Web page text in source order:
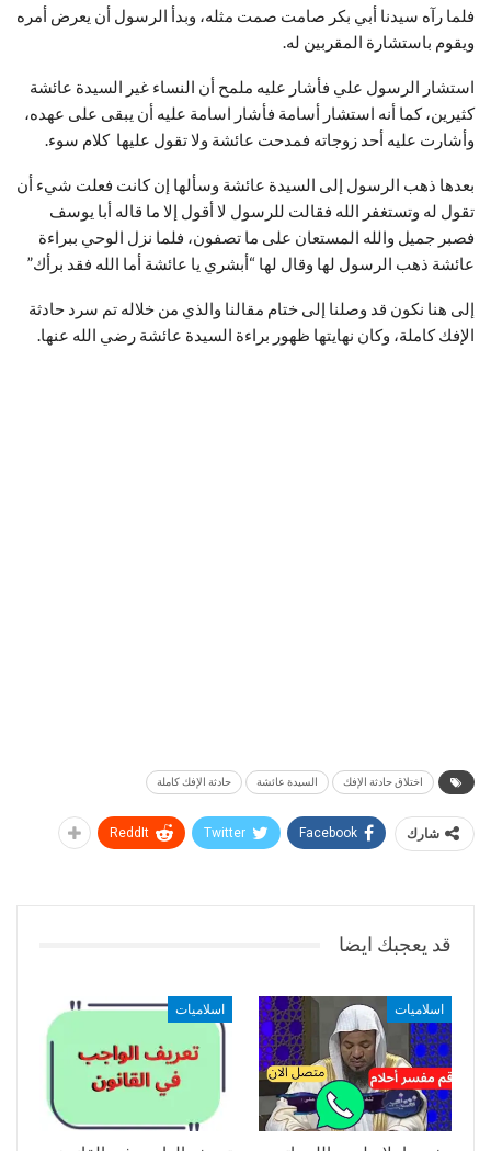
فلما رآه سيدنا أبي بكر صامت صمت مثله، وبدأ الرسول أن يعرض أمره
ويقوم باستشارة المقربين له.
استشار الرسول علي فأشار عليه ملمح أن النساء غير السيدة عائشة
كثيرين، كما أنه استشار أسامة فأشار اسامة عليه أن يبقى على عهده،
وأشارت عليه أحد زوجاته فمدحت عائشة ولا تقول عليها كلام سوء.
بعدها ذهب الرسول إلى السيدة عائشة وسألها إن كانت فعلت شيء أن
تقول له وتستغفر الله فقالت للرسول لا أقول إلا ما قاله أبا يوسف
فصبر جميل والله المستعان على ما تصفون، فلما نزل الوحي ببراءة
عائشة ذهب الرسول لها وقال لها “أبشري يا عائشة أما الله فقد برأك”
إلى هنا نكون قد وصلنا إلى ختام مقالنا والذي من خلاله تم سرد حادثة
الإفك كاملة، وكان نهايتها ظهور براءة السيدة عائشة رضي الله عنها.
اختلاق حادثة الإفك السيدة عائشة حادثة الإفك كاملة
شارك Facebook
Twitter
ReddIt
قد يعجبك ايضا
اسلاميات اسلاميات